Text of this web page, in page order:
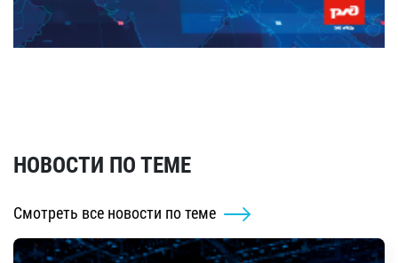
НОВОСТИ ПО ТЕМЕ
Смотреть все новости по теме